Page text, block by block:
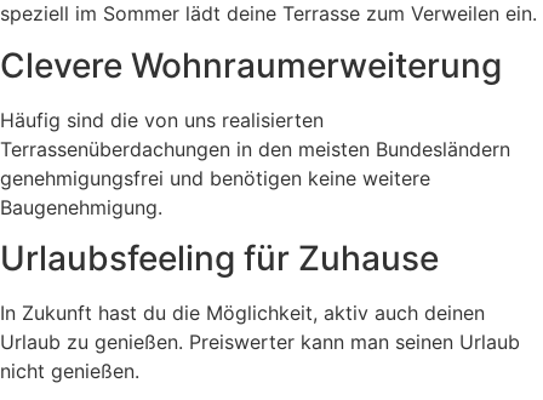
speziell im Sommer lädt deine Terrasse zum Verweilen ein.
Clevere Wohnraumerweiterung
Häufig sind die von uns realisierten
Terrassenüberdachungen in den meisten Bundesländern
genehmigungsfrei und benötigen keine weitere
Baugenehmigung.
Urlaubsfeeling für Zuhause
In Zukunft hast du die Möglichkeit, aktiv auch deinen
Urlaub zu genießen. Preiswerter kann man seinen Urlaub
nicht genießen.